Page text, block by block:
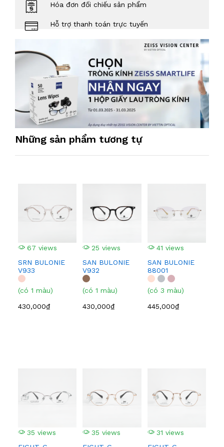
Hóa đơn đối chiếu sản phẩm
Hỗ trợ thanh toán trực tuyến
Những sản phẩm tương tự
67 views
SRN BULONIE
V933
(có 1 màu)
430,000₫
25 views
SAN BULONIE
V932
(có 1 màu)
430,000₫
41 views
SAN BULONIE
88001
(có 3 màu)
445,000₫
35 views
35 views
31 views